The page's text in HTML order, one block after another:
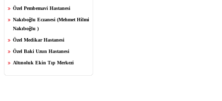
Özel Pembemavi Hastanesi
Nakıboğlu Eczanesi (Mehmet Hilmi
Nakıboğlu )
Özel Medikar Hastanesi
Özel Baki Uzun Hastanesi
Altınoluk Ekin Tıp Merkezi